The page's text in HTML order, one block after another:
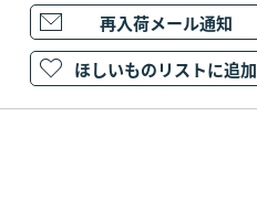
再入荷メール通知
ほしいものリストに追加